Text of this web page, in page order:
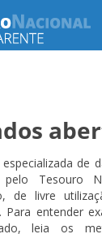
de
pelo Tesouro
de livre
entender
leia os